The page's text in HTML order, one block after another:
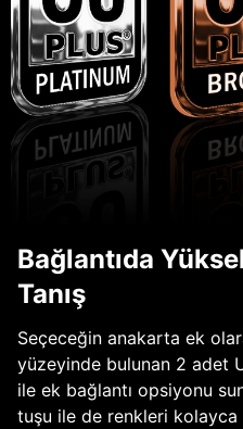
Bağlantıda
Tanış
Seçeceğin anakarta ek
yüzeyinde bulunan 2 adet
ile ek bağlantı opsiyonu
tuşu ile de renkleri